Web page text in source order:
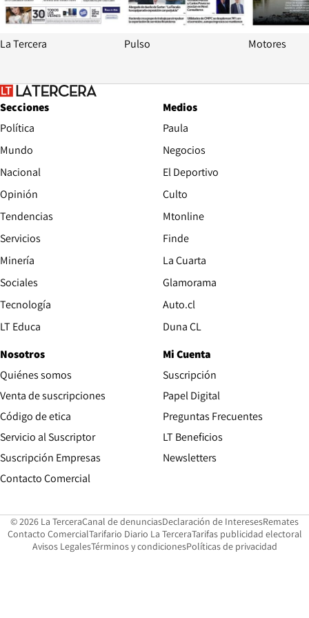
La Tercera Pulso Motores
Secciones
Política
Mundo
Nacional
Opinión
Tendencias
Servicios
Minería
Sociales
Tecnología
LT Educa
Medios
Paula
Negocios
El Deportivo
Culto
Mtonline
Finde
La Cuarta
Glamorama
Auto.clOpens in new window
Duna CLOpens in new window
Nosotros
Quiénes somos
Venta de suscripciones
Código de etica Opens in new window
Servicio al Suscriptor
Suscripción Empresas
Contacto ComercialOpens in new window
Mi Cuenta
Suscripción
Papel DigitalOpens in new
Preguntas Frecuentes
LT Beneficios
Newsletters
© 2026 La TerceraCanal de denunciasOpens in new window
Declaración de InteresesOpens in
Remates
Contacto ComercialOpens in new window
Tarifario Diario La TerceraOpens in new window
Tarifas publicidad electoral
Avisos LegalesOpens in new window
Términos y condicionesPolíticas de privacidad